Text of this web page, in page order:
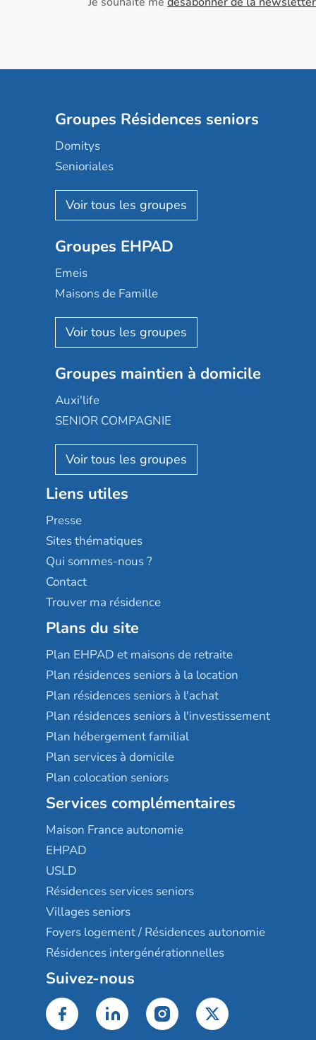
Groupes Résidences seniors
Domitys
Senioriales
Nohée
Les Résidentiels
Mobicap
Domusvi
Happy Senior
Aquarelia
Nexity edenea
Les jardins d'Arcadie
Occitalia
Appartseniors
Reseda
Stella management
Les villages d'or
Sérénys
Résidences services Villa Médicis
Groupes EHPAD
Emeis
Maisons de Famille
Korian
Emera
Groupe SOS
Le Noble Âge
Almage
Résidalya
Groupe aplus
Groupes maintien à domicile
Auxi'life
SENIOR COMPAGNIE
AGE D'OR Services
Liens utiles
Presse
Sites thématiques
Qui sommes-nous ?
Contact
Trouver ma résidence
Plans du site
Plan EHPAD et maisons de retraite
Plan résidences seniors à la location
Plan résidences seniors à l'achat
Plan résidences seniors à l'investissement
Plan hébergement familial
Plan services à domicile
Plan colocation seniors
Services complémentaires
Maison France autonomie
EHPAD
USLD
Résidences services seniors
Villages seniors
Foyers logement / Résidences autonomie
Résidences intergénérationnelles
Suivez-nous